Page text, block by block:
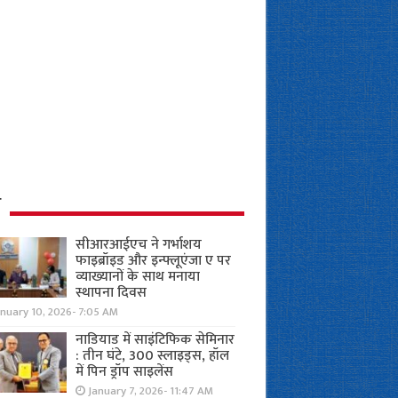
सीआरआईएच ने गर्भाशय
फाइब्रॉइड और इन्फ्लूएंजा ए पर
व्याख्यानों के साथ मनाया
स्थापना दिवस
10, 2026- 7:05 AM
नाडियाड में साइंटिफिक सेमिनार
: तीन घंटे, 300 स्लाइड्स, हॉल
में पिन ड्रॉप साइलेंस
January 7, 2026- 11:47 AM